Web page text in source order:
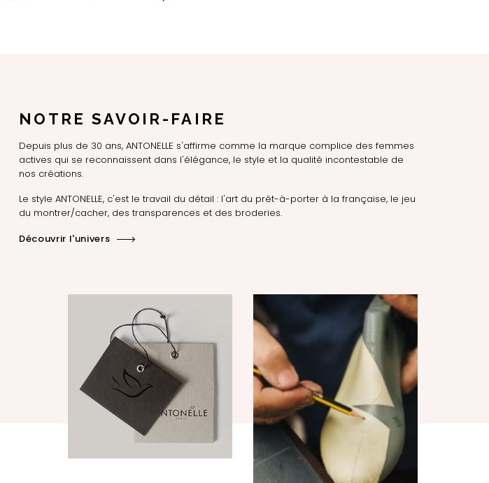
NOTRE SAVOIR-FAIRE
Depuis plus de 30 ans, ANTONELLE s'affirme comme la marque complice des femmes
actives qui se reconnaissent dans l'élégance, le style et la qualité incontestable de
nos créations.
Le style ANTONELLE, c'est le travail du détail : l'art du prêt-à-porter à la française, le jeu
du montrer/cacher, des transparences et des broderies.
Découvrir l'univers